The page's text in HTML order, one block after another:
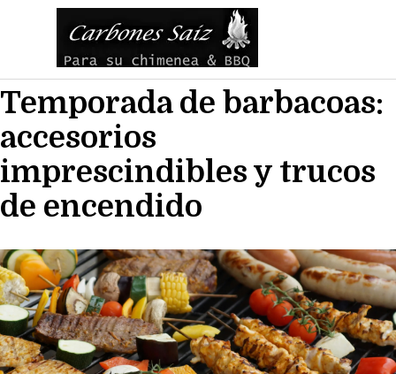
Vaya al Contenido
Saltar menú
Temporada de barbacoas:
accesorios
imprescindibles y trucos
de encendido